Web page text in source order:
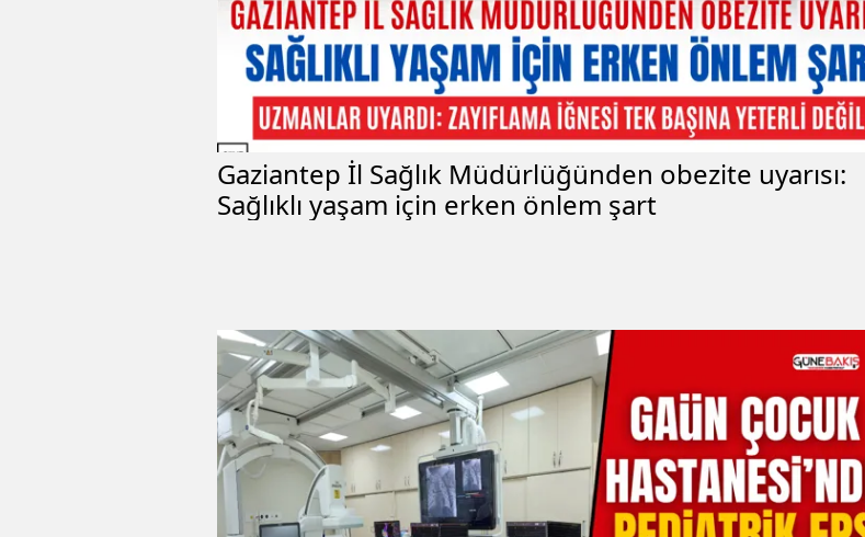
Gaziantep İl Sağlık Müdürlüğünden obezite uyarısı:
Sağlıklı yaşam için erken önlem şart